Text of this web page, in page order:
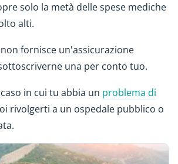
solo la metà delle spese mediche
alti.
fornisce un'assicurazione
una per conto tuo.
in cui tu abbia un problema di
rivolgerti a un ospedale pubblico o